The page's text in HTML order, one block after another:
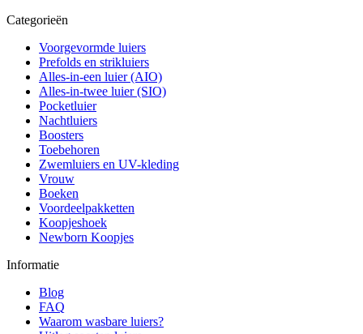
Categorieën
Voorgevormde luiers
Prefolds en strikluiers
Alles-in-een luier (AIO)
Alles-in-twee luier (SIO)
Pocketluier
Nachtluiers
Boosters
Toebehoren
Zwemluiers en UV-kleding
Vrouw
Boeken
Voordeelpakketten
Koopjeshoek
Newborn Koopjes
Informatie
Blog
FAQ
Waarom wasbare luiers?